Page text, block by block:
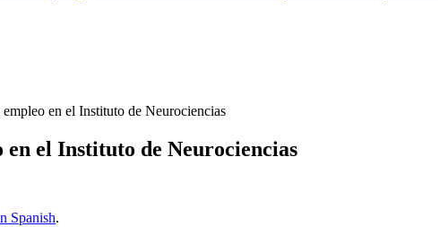
en el Instituto de Neurociencias
el Instituto de Neurociencias
Spanish.